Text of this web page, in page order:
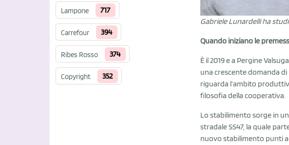
Lampone 717
Carrefour 394
Ribes Rosso 374
Copyright 352
Gabriele Lunardelli ha
Quando iniziano le
È il 2019 e a Pergine
una crescente domanda
riguarda l’ambito
filosofia della cooperativa.
Lo stabilimento sorge in
stradale SS47, la quale
nuovo stabilimento punti